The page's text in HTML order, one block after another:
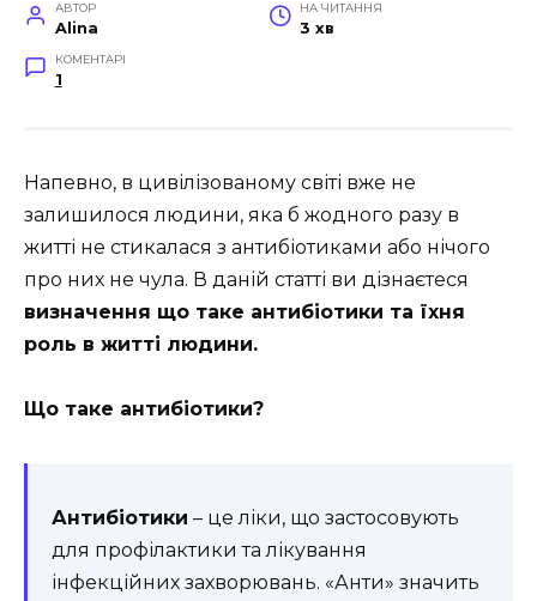
АВТОР
Alina
НА ЧИТАННЯ
3 хв
КОМЕНТАРІ
1
Напевно, в цивілізованому світі вже не
залишилося людини, яка б жодного разу в
житті не стикалася з антибіотиками або нічого
про них не чула. В даній статті ви дізнаєтеся
визначення що таке антибіотики та їхня
роль в житті людини.
Що таке антибіотики?
Антибіотики – це ліки, що застосовують
для профілактики та лікування
інфекційних захворювань. «Анти» значить